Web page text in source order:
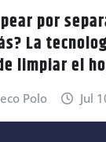
por
La
limpiar el
Polo Jul